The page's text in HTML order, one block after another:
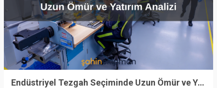
Endüstriyel Tezgah Seçiminde Uzun Ömür ve Yatırım Analizi